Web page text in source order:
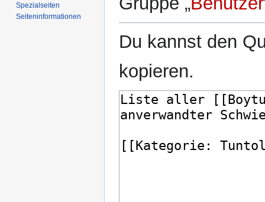
Du kannst den
kopieren.
Spezialseiten
Seiten­­informationen